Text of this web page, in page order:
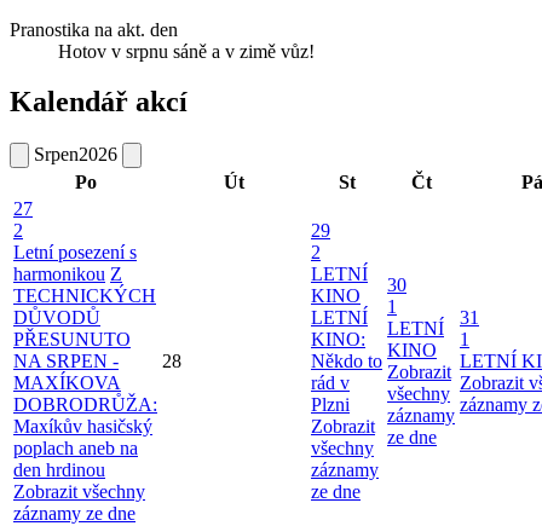
Pranostika na akt. den
Hotov v srpnu sáně a v zimě vůz!
Kalendář akcí
Srpen2026
Po
Út St Čt
Pá
27
2
Letní posezení s
harmonikou Z
TECHNICKÝCH
DŮVODŮ
PŘESUNUTO
NA SRPEN -
MAXÍKOVA
DOBRODRŮŽA:
Maxíkův hasičský
poplach aneb na
den hrdinou
Zobrazit všechny
záznamy ze dne
28
29
2
LETNÍ
KINO
LETNÍ
KINO:
Někdo to
rád v
Plzni
Zobrazit
všechny
záznamy
ze dne
30
1
LETNÍ
KINO
Zobrazit
všechny
záznamy
ze dne
31
1
LETNÍ
Zobrazit
záznamy